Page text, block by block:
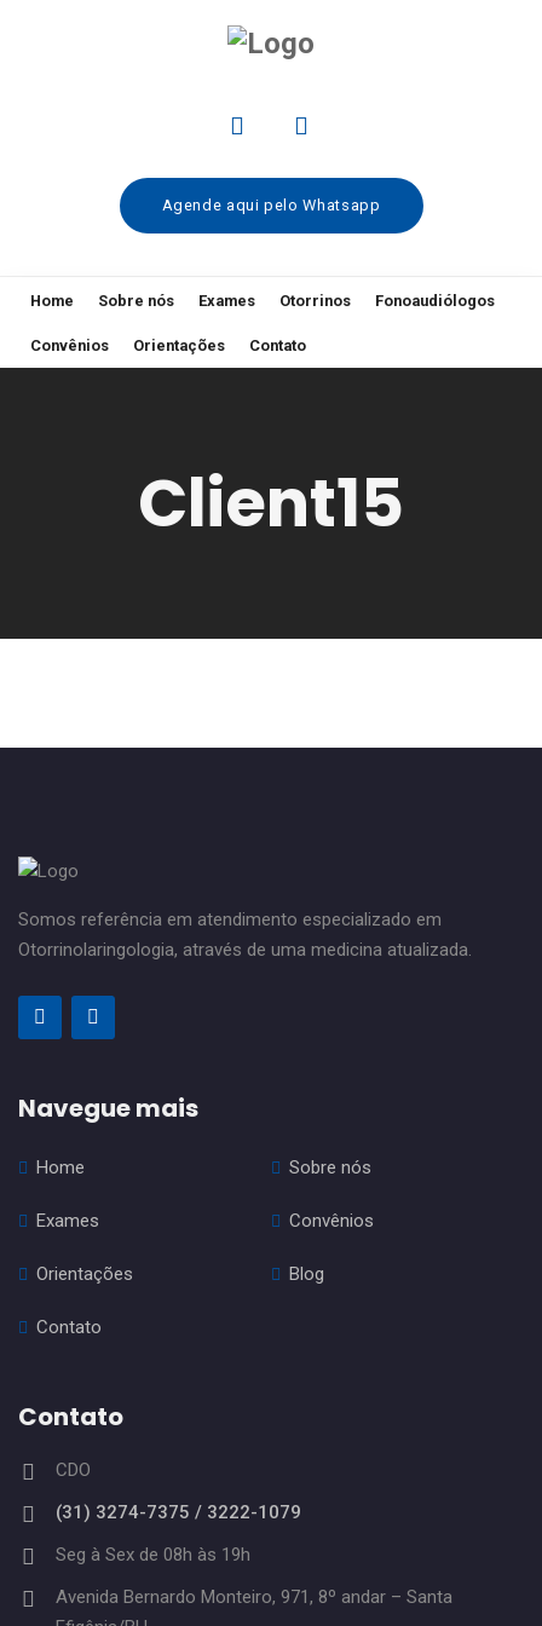
Agende aqui pelo Whatsapp
Home Sobre nós Exames Otorrinos Fonoaudiólogos
Convênios Orientações Contato
Client15
Somos referência em atendimento especializado em
Otorrinolaringologia, através de uma medicina atualizada.
Navegue mais
Home Sobre nós
Exames Convênios
Orientações Blog
Contato
Contato
CDO
(31) 3274-7375 / 3222-1079
Seg à Sex de 08h às 19h
Avenida Bernardo Monteiro, 971, 8º andar – Santa